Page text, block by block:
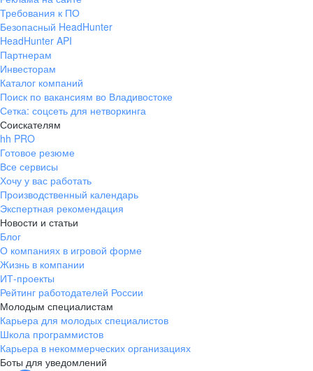
Требования к ПО
Безопасный HeadHunter
HeadHunter API
Партнерам
Инвесторам
Каталог компаний
Поиск по вакансиям во Владивостоке
Сетка: соцсеть для нетворкинга
Соискателям
hh PRO
Готовое резюме
Все сервисы
Хочу у вас работать
Производственный календарь
Экспертная рекомендация
Новости и статьи
Блог
О компаниях в игровой форме
Жизнь в компании
ИТ-проекты
Рейтинг работодателей России
Молодым специалистам
Карьера для молодых специалистов
Школа программистов
Карьера в некоммерческих организациях
Боты для уведомлений